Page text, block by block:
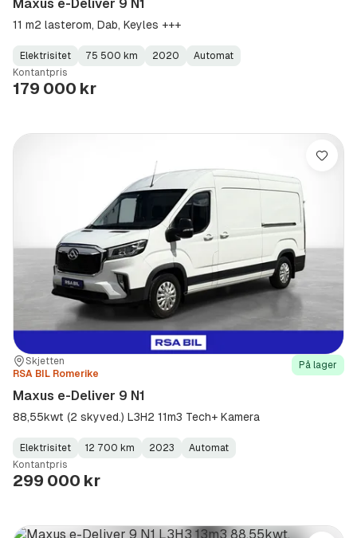
Maxus e-Deliver 9 N1
11 m2 lasterom, Dab, Keyles +++
Fuel
Type:
Elektrisitet
Kilometerstand:
75 500 km
Model
Year:
2020
Gearbox
Type:
Automat
Kontantpris
179 000 kr
Sted:
Skjetten
Forhandler:
RSA BIL Romerike
På lager
Maxus e-Deliver 9 N1
88,55kwt (2 skyved.) L3H2 11m3 Tech+ Kamera
Fuel
Type:
Elektrisitet
Kilometerstand :
12 700 km
Model
Year:
2023
Gearbox
Type:
Automat
Kontantpris
299 000 kr
Lagre